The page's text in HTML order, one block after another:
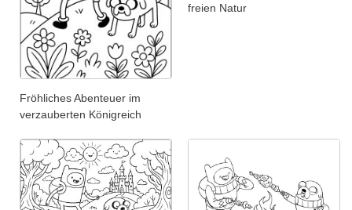
Fröhliches Abenteuer im
verzauberten Königreich
freien Natur